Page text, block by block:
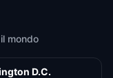
mondo
D.C.